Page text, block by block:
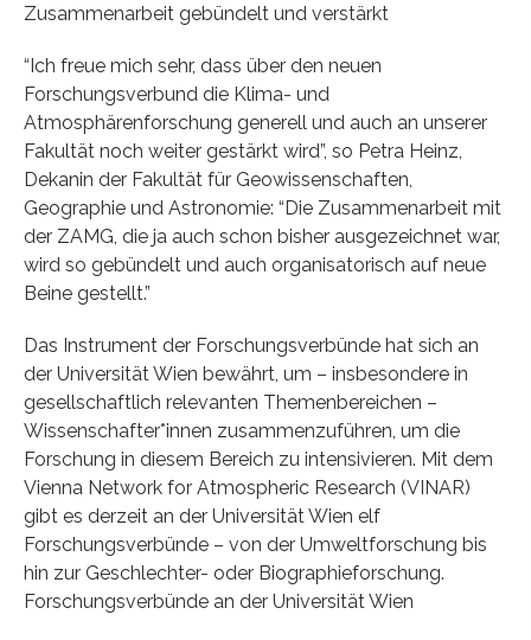
Zusammenarbeit gebündelt und verstärkt
“Ich freue mich sehr, dass über den neuen
Forschungsverbund die Klima- und
Atmosphärenforschung generell und auch an unserer
Fakultät noch weiter gestärkt wird”, so Petra Heinz,
Dekanin der Fakultät für Geowissenschaften,
Geographie und Astronomie: “Die Zusammenarbeit mit
der ZAMG, die ja auch schon bisher ausgezeichnet war,
wird so gebündelt und auch organisatorisch auf neue
Beine gestellt.”
Das Instrument der Forschungsverbünde hat sich an
der Universität Wien bewährt, um – insbesondere in
gesellschaftlich relevanten Themenbereichen –
Wissenschafter*innen zusammenzuführen, um die
Forschung in diesem Bereich zu intensivieren. Mit dem
Vienna Network for Atmospheric Research (VINAR)
gibt es derzeit an der Universität Wien elf
Forschungsverbünde – von der Umweltforschung bis
hin zur Geschlechter- oder Biographieforschung.
Forschungsverbünde an der Universität Wien